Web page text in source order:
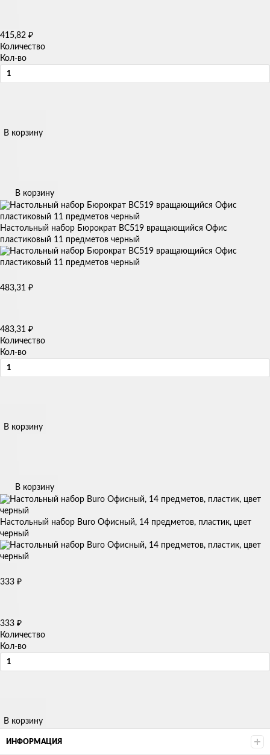
415,82 ₽
Количество
Кол-во
В корзину
В корзину
Настольный набор Бюрократ BC519 вращающийся Офис
пластиковый 11 предметов черный
483,31 ₽
483,31 ₽
Количество
Кол-во
В корзину
В корзину
Настольный набор Buro Офисный, 14 предметов, пластик, цвет
черный
333 ₽
333 ₽
Количество
Кол-во
В корзину
ИНФОРМАЦИЯ